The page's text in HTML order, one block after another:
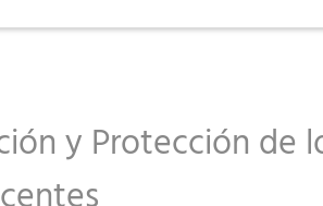
y Protección de